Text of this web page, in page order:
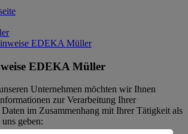
EDEKA Müller
EDEKA Müller
Unternehmen möchten wir Ihnen
zur Verarbeitung Ihrer
Daten im Zusammenhang mit Ihrer Tätigkeit als
geben: